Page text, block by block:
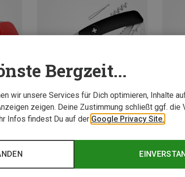
64,50 €
44,95 €
Bergzeit...
wir unsere Services für Dich optimieren, Inhalte
zeigen. Deine Zustimmung schließt ggf. die
Infos findest Du auf der Google Privacy Site.